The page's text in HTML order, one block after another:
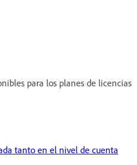
para los planes de licencias
tanto en el nivel de cuenta